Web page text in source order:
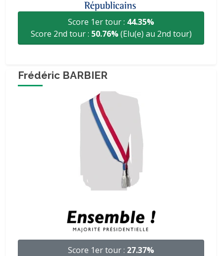
Score 1er tour : 44.35%
Score 2nd tour : 50.76%(Elu(e) au 2nd tour)
Frédéric BARBIER
Score 1er tour : 27.37%